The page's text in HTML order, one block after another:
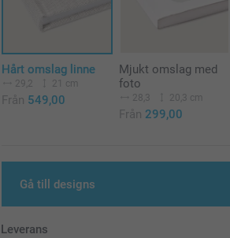
Hårt omslag linne
29,2 21 cm
Från 549,00
Mjukt omslag med
foto
28,3 20,3 cm
Från 299,00
Gå till designs
Leverans